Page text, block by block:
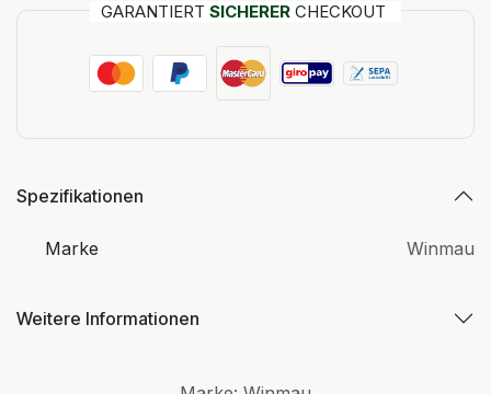
GARANTIERT SICHERER CHECKOUT
Spezifikationen
Marke Winmau
Weitere Informationen